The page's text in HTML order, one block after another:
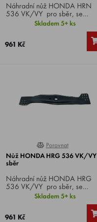
Náhradní nůž HONDA HRN
536 VK/VY pro sběr, se
záběrem 53 cm, vhodný pro
HONDA HRN 536 VK/VY .
Skladem 5+ ks
961 Kč
0%
Porovnat
Nůž HONDA HRG 536 VK/VY
sběr
Náhradní nůž HONDA HRG
536 VK/VY pro sběr, se
záběrem 53 cm, vhodný pro
HONDA HRG 536 VK/VY .
Skladem 5+ ks
961 Kč